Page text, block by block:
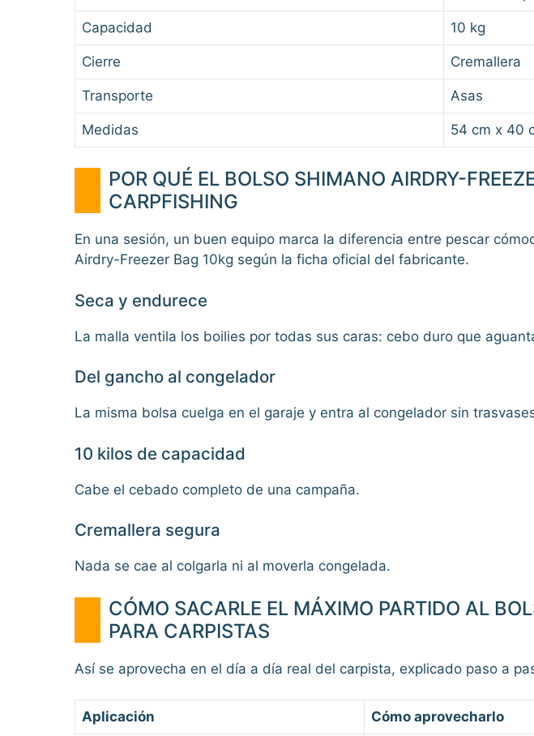
Capacidad 10 kg
Cierre Cremallera
Transporte Asas
Medidas 54 cm x 40
POR QUÉ EL BOLSO SHIMANO AIRDRY-
CARPFISHING
En una sesión, un buen equipo marca la diferencia entre pescar
Airdry-Freezer Bag 10kg según la ficha oficial del fabricante.
Seca y endurece
La malla ventila los boilies por todas sus caras: cebo duro que
Del gancho al congelador
La misma bolsa cuelga en el garaje y entra al congelador sin
10 kilos de capacidad
Cabe el cebado completo de una campaña.
Cremallera segura
Nada se cae al colgarla ni al moverla congelada.
CÓMO SACARLE EL MÁXIMO PARTIDO AL
PARA CARPISTAS
Así se aprovecha en el día a día real del carpista, explicado paso a
Aplicación Cómo aprovecharlo